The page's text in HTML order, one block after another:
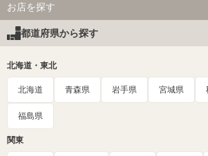
お店を探す
都道府県から探す
北海道・東北
北海道 青森県 岩手県 宮城県
福島県
関東